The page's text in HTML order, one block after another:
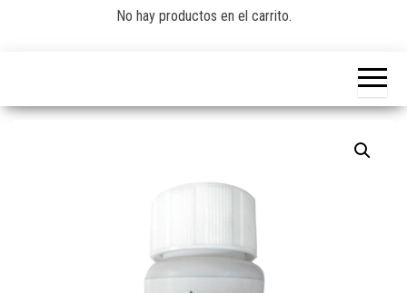
y Natural
Natural|
Guayaquil –
No hay productos en el carrito.